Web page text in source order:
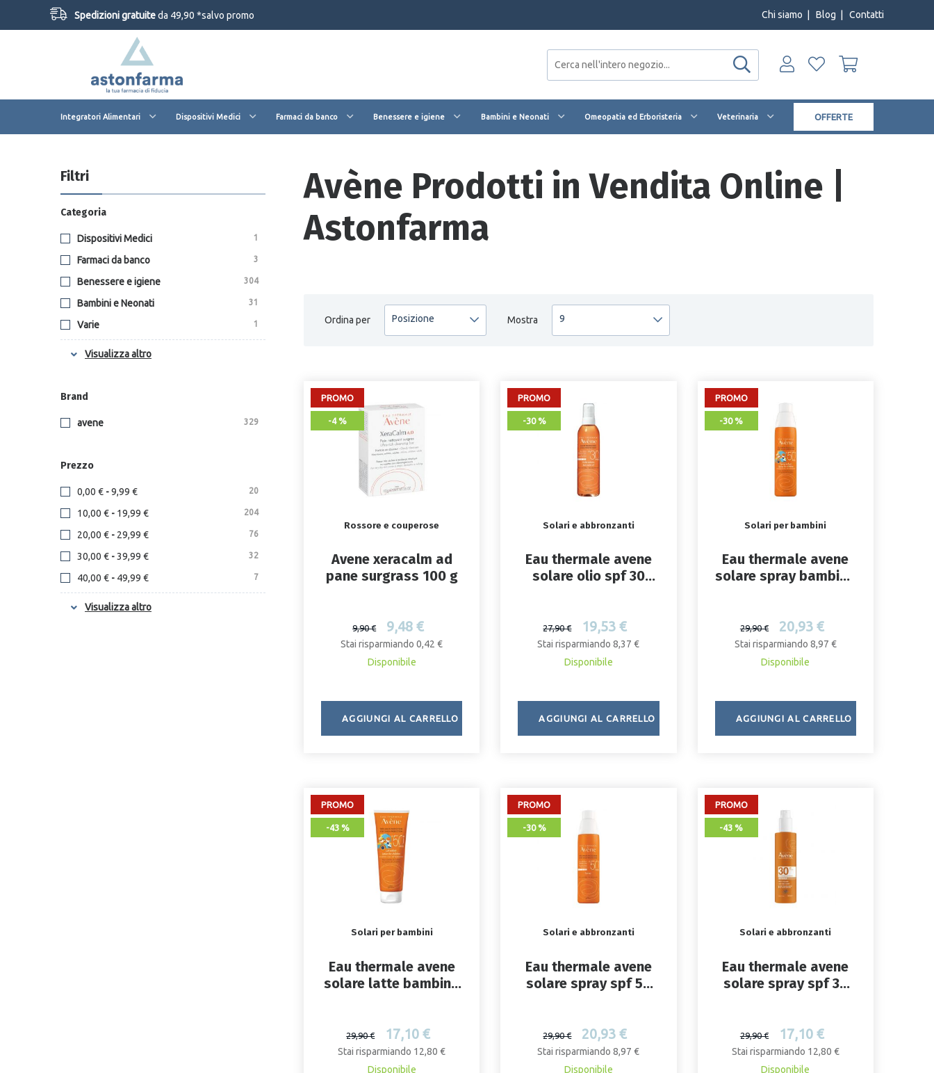
Spedizioni gratuiteda 49,90 *salvo promo Chi siamo Blog Contatti
Integratori Alimentari Dispositivi Medici Farmaci da banco Benessere e igiene Bambini e Neonati Omeopatia ed Erboristeria Veterinaria OFFERTE
Filtri
Categoria
Dispositivi Medici 1
Farmaci da banco 3
Benessere e igiene 304
Bambini e Neonati 31
Varie 1
Promozioni
Visualizza altro
Brand
avene 329
Prezzo
0,00 € -9,99 € 20
10,00 € - 19,99 € 204
20,00 € - 29,99 € 76
30,00 € -39,99 € 32
40,00 € - 49,99 € 7
e sopra
Visualizza altro
Avène Prodotti in Vendita Online |
Astonfarma
Ordina per Posizione Mostra 9
PROMO
-4 %
Rossore e couperose
Avene xeracalm ad
pane surgrass 100 g
9,90 € 9,48 €
Stai risparmiando 0,42 €
Disponibile
AGGIUNGI AL CARRELLO
PROMO
-30 %
Solari e abbronzanti
Eau thermale avene
solare olio spf 30
27,90 € 19,53 €
Stai risparmiando 8,37 €
Disponibile
AGGIUNGI AL CARRELLO
PROMO
-30 %
Solari per bambini
Eau thermale avene
solare spray bambino
29,90 € 20,93 €
Stai risparmiando 8,97 €
Disponibile
AGGIUNGI AL CARRELLO
PROMO
-43 %
Solari per bambini
Eau thermale avene
solare latte bambino
29,90 € 17,10 €
Stai risparmiando 12,80 €
Disponibile
PROMO
-30 %
Solari e abbronzanti
Eau thermale avene
solare spray spf 50
29,90 € 20,93 €
Stai risparmiando 8,97 €
Disponibile
PROMO
-43 %
Solari e abbronzanti
Eau thermale avene
solare spray spf 30
29,90 € 17,10 €
Stai risparmiando 12,80 €
Disponibile